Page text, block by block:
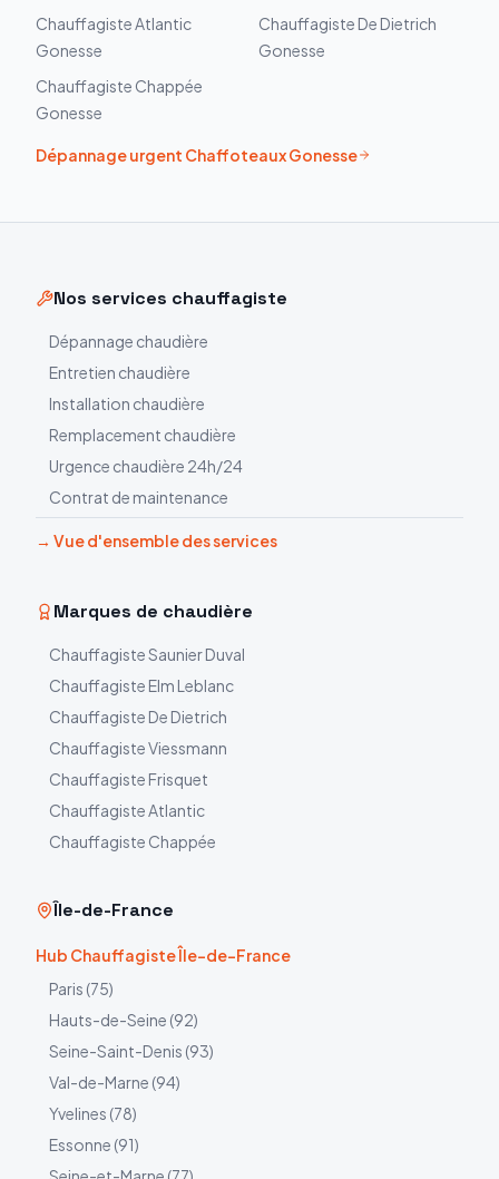
ChauffagisteAtlantic
Gonesse
Chauffagiste De Dietrich
Gonesse
Chauffagiste Chappée
Gonesse
Dépannage urgent ChaffoteauxGonesse
Nos services chauffagiste
Dépannage chaudière
Entretien chaudière
Installation chaudière
Remplacement chaudière
Urgence chaudière 24h/24
Contrat de maintenance
→ Vue d'ensemble des services
Marques de chaudière
ChauffagisteSaunier Duval
Chauffagiste Elm Leblanc
Chauffagiste De Dietrich
ChauffagisteViessmann
Chauffagiste Frisquet
ChauffagisteAtlantic
Chauffagiste Chappée
Île-de-France
Hub Chauffagiste Île-de-France
Paris (75)
Hauts-de-Seine (92)
Seine-Saint-Denis (93)
Val-de-Marne (94)
Yvelines (78)
Essonne (91)